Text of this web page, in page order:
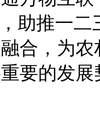
助推一二
合，为农
要的发展